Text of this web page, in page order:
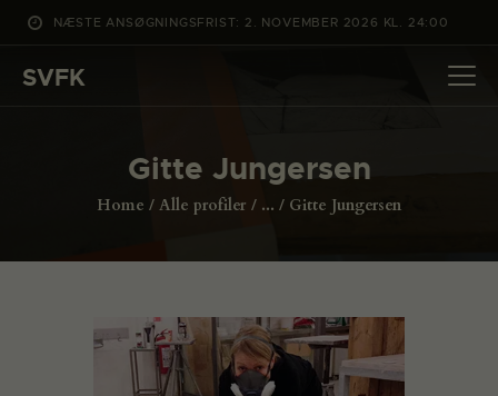
NÆSTE ANSØGNINGSFRIST: 2. NOVEMBER 2026 KL. 24:00
SVFK
Gitte Jungersen
Home Alle profiler ... Gitte Jungersen
DET SKER
ANSØG
ENGLISH